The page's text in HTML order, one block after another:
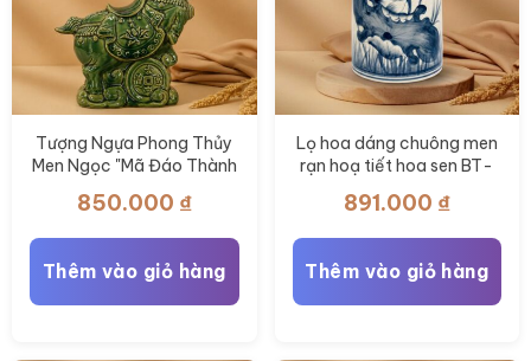
trang
sản
phẩm
Tượng Ngựa Phong Thủy
Men Ngọc "Mã Đáo Thành
850.000 ₫
Thêm vào giỏ hàng
Lọ hoa dáng chuông men
rạn hoạ tiết hoa sen BT-
891.000 ₫
Thêm vào giỏ hàng